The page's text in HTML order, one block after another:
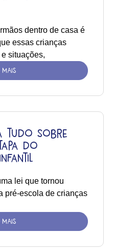
dentro de casa é
essas crianças
situações,
MAIS
tudo sobre
do
lei que tornou
pré-escola de crianças
MAIS